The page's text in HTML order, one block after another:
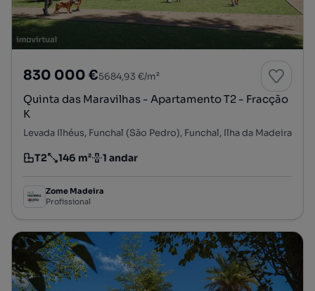
830 000 €5684,93 €/m²
Quinta das Maravilhas - Apartamento T2 - Fracção
K
Levada Ilhéus, Funchal (São Pedro), Funchal, Ilha da Madeira
Tipologia
T2
Preço por metro quadrado
146 m²
Andar 1 andar
Zome Madeira
Profissional